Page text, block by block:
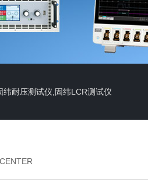
纬耐压测试仪,固纬LCR测试仪